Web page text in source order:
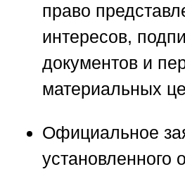
право
интересов,
документов и
материальных
Официальное
установленного